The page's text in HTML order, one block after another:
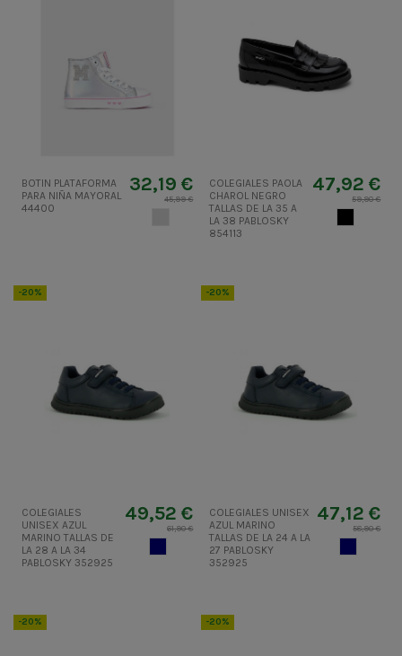
BOTIN PLATAFORMA
PARA NIÑA MAYORAL
44400
32,19 €
45,99 €
GRIS CLARO
COLEGIALES PAOLA
CHAROL NEGRO
TALLAS DE LA 35 A
LA 38 PABLOSKY
854113
47,92 €
59,90 €
-20%
COLEGIALES
UNISEX AZUL
MARINO TALLAS DE
LA 28 A LA 34
PABLOSKY 352925
49,52 €
61,90 €
AZUL MARINO
-20%
COLEGIALES UNISEX
AZUL MARINO
TALLAS DE LA 24 A LA
27 PABLOSKY
352925
47,12 €
58,90 €
-20% -20%